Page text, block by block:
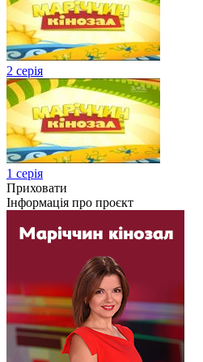
2 серія
1 серія
Приховати
Інформація про проєкт